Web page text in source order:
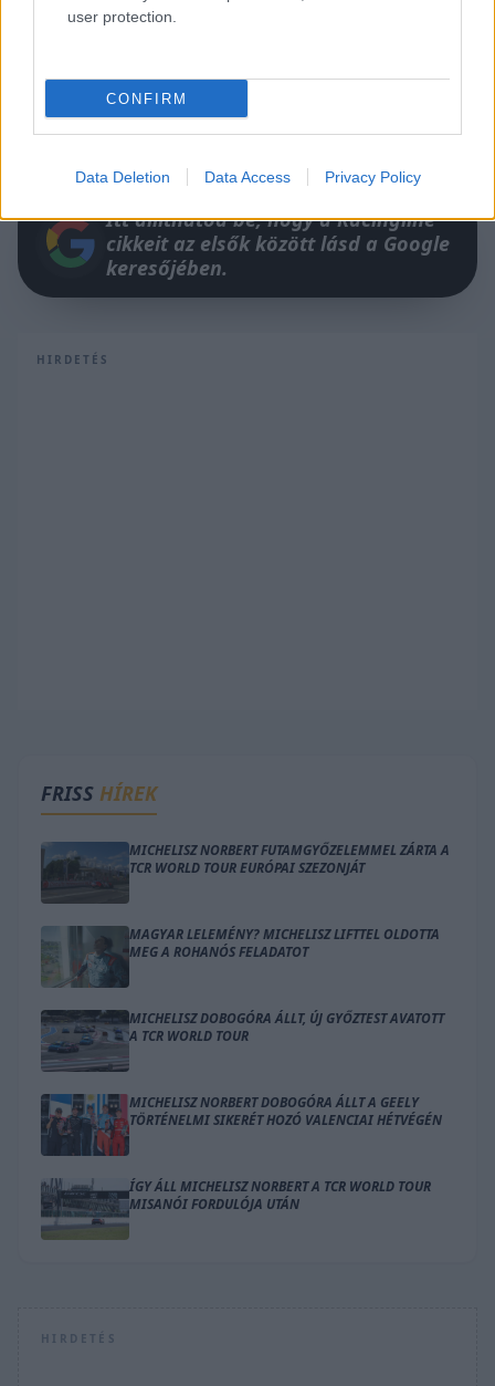
user protection.
CONFIRM
Data Deletion Data Access Privacy Policy
A második futamot vasárnap délelőtt 11 óra 5
perctől rendezik.
Itt állíthatod be, hogy a Racingline
cikkeit az elsők között lásd a Google
keresőjében.
HIRDETÉS
FRISS HÍREK
MICHELISZ NORBERT FUTAMGYŐZELEMMEL ZÁRTA A
TCR WORLD TOUR EURÓPAI SZEZONJÁT
MAGYAR LELEMÉNY? MICHELISZ LIFTTEL OLDOTTA
MEG A ROHANÓS FELADATOT
MICHELISZ DOBOGÓRA ÁLLT, ÚJ GYŐZTEST AVATOTT
A TCR WORLD TOUR
MICHELISZ NORBERT DOBOGÓRA ÁLLT A GEELY
TÖRTÉNELMI SIKERÉT HOZÓ VALENCIAI HÉTVÉGÉN
ÍGY ÁLL MICHELISZ NORBERT A TCR WORLD TOUR
MISANÓI FORDULÓJA UTÁN
HIRDETÉS